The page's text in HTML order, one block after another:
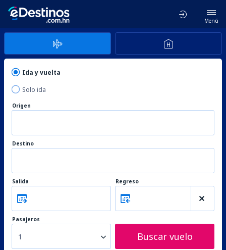
Menú
Ida y vuelta
Solo ida
Origen
Destino
Salida Regreso
Pasajeros
1 Buscar vuelo